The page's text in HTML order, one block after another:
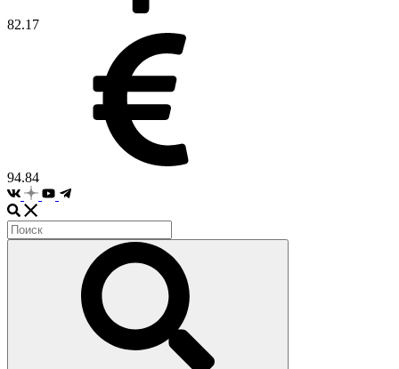
82.17
94.84